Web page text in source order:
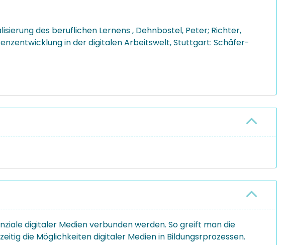
des beruflichen Lernens , Dehnbostel, Peter; Richter,
in der digitalen Arbeitswelt, Stuttgart: Schäfer-
digitaler Medien verbunden werden. So greift man die
die Möglichkeiten digitaler Medien in Bildungsrprozessen.